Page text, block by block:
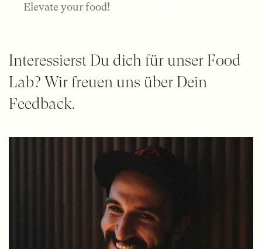
Elevate your food!
Interessierst Du dich für unser Food
Lab? Wir freuen uns über Dein
Feedback.